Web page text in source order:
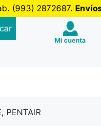
(993) 2872687.
Mi cuenta
PENTAIR